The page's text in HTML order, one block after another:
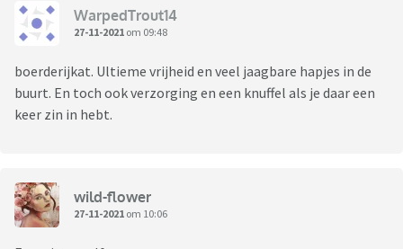
WarpedTrout14
27-11-2021 om 09:48
boerderijkat. Ultieme vrijheid en veel jaagbare hapjes in de
buurt. En toch ook verzorging en een knuffel als je daar een
keer zin in hebt.
wild-flower
27-11-2021 om 10:06